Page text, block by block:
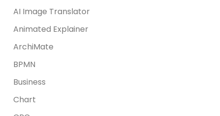
AI Image Translator
Animated Explainer
ArchiMate
BPMN
Business
Chart